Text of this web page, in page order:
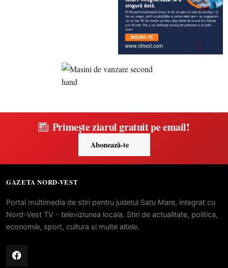
Primește ziarul gratuit pe email!
Abonează-te
GAZETA NORD-VEST
Portal multimedia de stiri pentru judetul Satu Mare, integrat cu
Nord-Vest TV - televiziunea locala. Stiri de actualitate, politica,
economie, sport, cultura si multe altele.